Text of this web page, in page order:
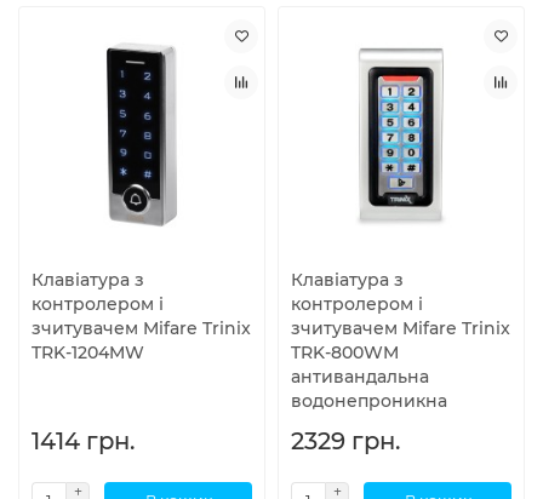
Клавіатура з
контролером і
зчитувачем Mifare Trinix
TRK-1204MW
1414 грн.
Клавіатура з
контролером і
зчитувачем Mifare Trinix
TRK-800WM
антивандальна
водонепроникна
2329 грн.